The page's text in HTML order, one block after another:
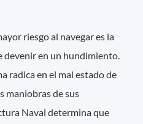
riesgo al navegar es la
devenir en un hundimiento.
radica en el mal estado de
maniobras de sus
Naval determina que